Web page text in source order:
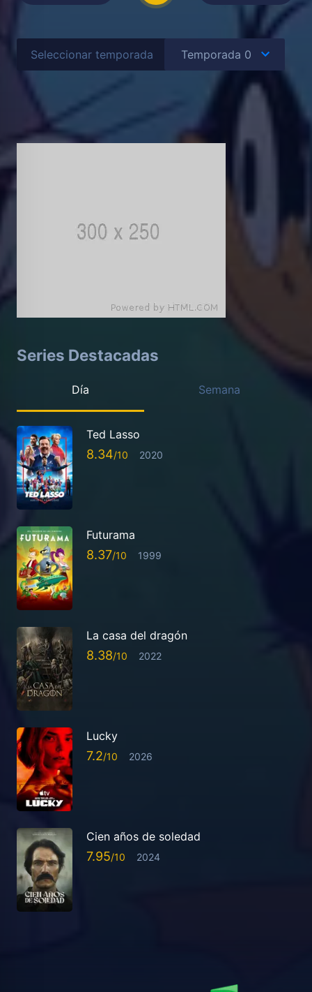
Seleccionar temporada
Series Destacadas
Día Semana
Ted Lasso
8.34 2020
Futurama
8.37 1999
La casa del dragón
8.38 2022
Lucky
7.2 2026
Cien años de soledad
7.95 2024